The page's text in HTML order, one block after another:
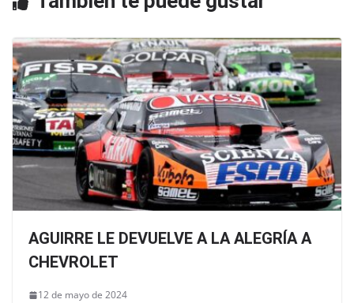
k
AGUIRRE LE DEVUELVE A LA ALEGRÍA A
CHEVROLET
12 de mayo de 2024